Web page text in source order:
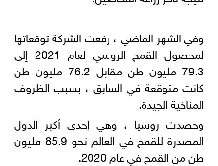
وفي الشهر الماضي ، رفعت الشركة توقعاتها
لمحصول القمح الروسي لعام 2021 إلى
79.3 مليون طن مقابل 76.2 مليون طن
كانت متوقعة في السابق ، بسبب الظروف
المناخية الجيدة.
وحصدت روسيا ، وهي إحدى أكبر الدول
المصدرة للقمح في العالم نحو 85.9 مليون
طن من القمح في عام 2020.